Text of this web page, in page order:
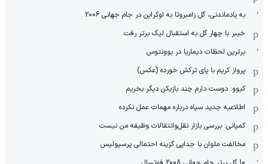
به یادماندنی، گل زامبروتا به اوکراین در جام جهانی 2006
خیبر با چهار گل به استقبال لیگ برتر رفت
برترین لحظات دیماریا در یوونتوس
پرواز کریم با پای ترکش خورده (عکس)
کیوو: دوست دارم چند بازیکن دیگر بخریم
اطلاعیه جدید سپاه درباره مهمات عمل نکرده
کمپانی: بررسی بازار نقل‌وانتقالات وظیفه من نیست
مخالفت ملوان با جدایی گزینه احتمالی پرسپولیس